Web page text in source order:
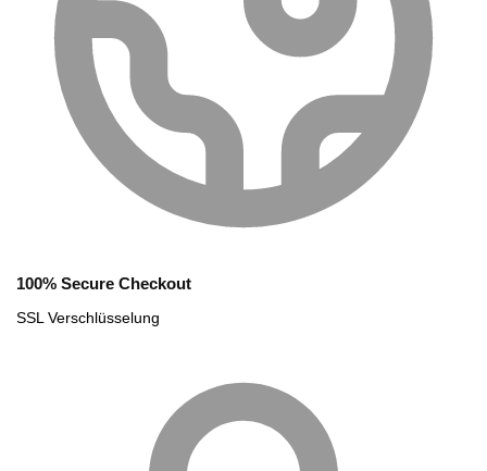
100% Secure Checkout
SSL Verschlüsselung